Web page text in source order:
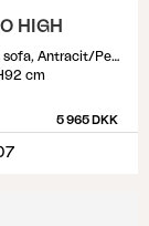
HIGH
3-personers sofa, Antracit/Pearl grey
cm
5 965 DKK